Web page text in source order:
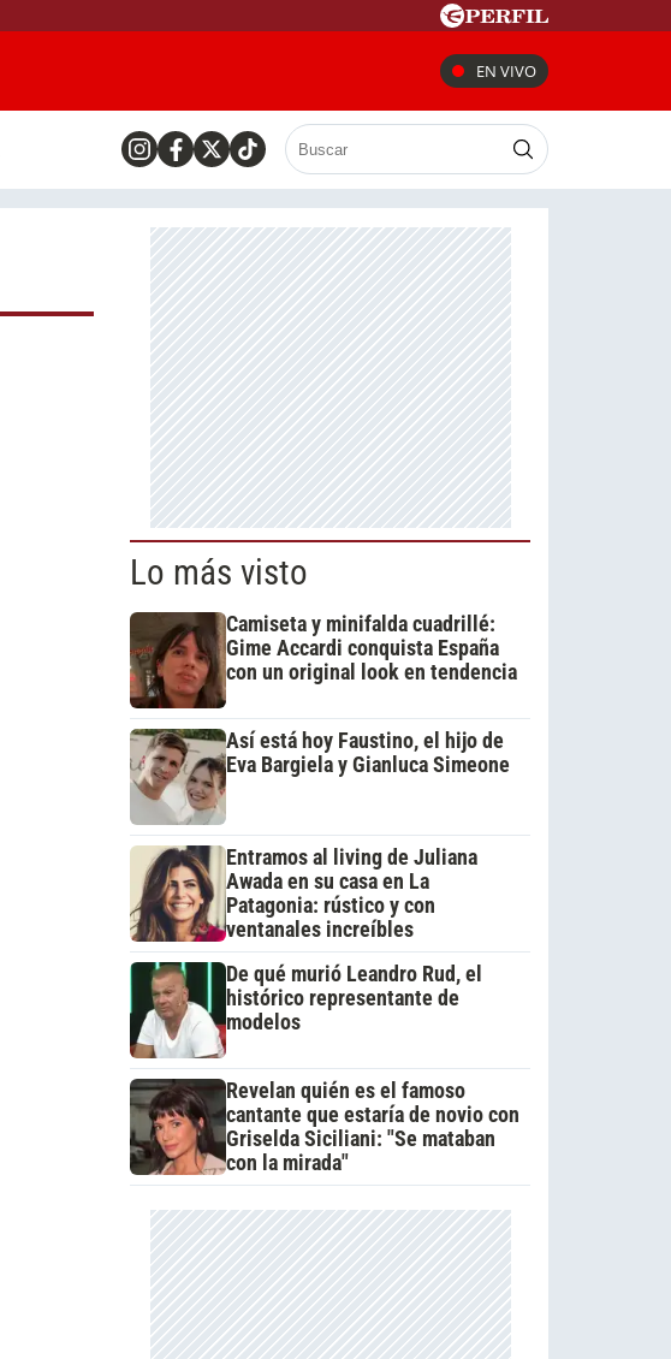
EN VIVO
Lo más visto
Camiseta y minifalda cuadrillé:
Gime Accardi conquista España
con un original look en tendencia
Así está hoy Faustino, el hijo de
Eva Bargiela y Gianluca Simeone
Entramos al living de Juliana
Awada en su casa en La
Patagonia: rústico y con
ventanales increíbles
De qué murió Leandro Rud, el
histórico representante de
modelos
Revelan quién es el famoso
cantante que estaría de novio con
Griselda Siciliani: "Se mataban
con la mirada"